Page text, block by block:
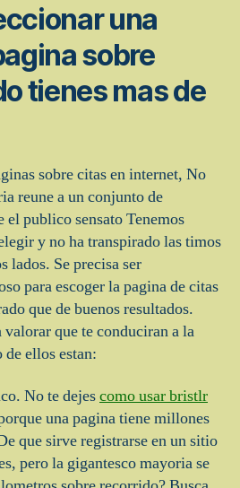
una
sobre
tienes mas de
sobre citas en internet, No
reune a un conjunto de
publico sensato Tenemos
y no ha transpirado las timos
lados. Se precisa ser
para escoger la pagina de citas
que de buenos resultados.
que te conduciran a la
ellos estan:
No te dejescomo usar bristlr
una pagina tiene millones
que sirve registrarse en un sitio
pero la gigantesco mayoria se